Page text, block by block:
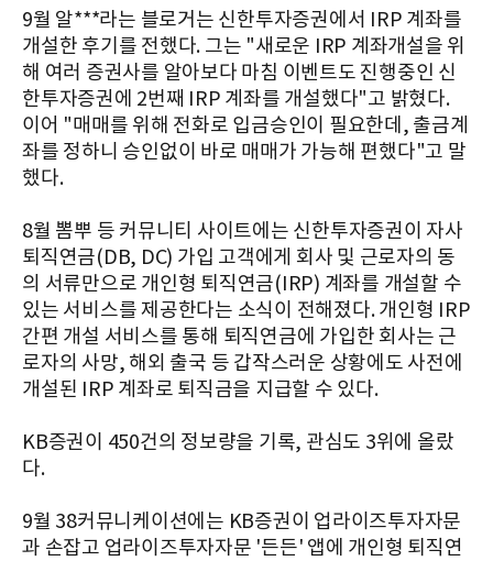
9월 알***라는 블로거는 신한투자증권에서 IRP 계좌를
개설한 후기를 전했다. 그는 "새로운 IRP 계좌개설을 위
해 여러 증권사를 알아보다 마침 이벤트도 진행중인 신
한투자증권에 2번째 IRP 계좌를 개설했다"고 밝혔다.
이어 "매매를 위해 전화로 입금승인이 필요한데, 출금계
좌를 정하니 승인없이 바로 매매가 가능해 편했다"고 말
했다.
8월 뽐뿌 등 커뮤니티 사이트에는 신한투자증권이 자사
퇴직연금(DB, DC) 가입 고객에게 회사 및 근로자의 동
의 서류만으로 개인형 퇴직연금(IRP) 계좌를 개설할 수
있는 서비스를 제공한다는 소식이 전해졌다. 개인형 IRP
간편 개설 서비스를 통해 퇴직연금에 가입한 회사는 근
로자의 사망, 해외 출국 등 갑작스러운 상황에도 사전에
개설된 IRP 계좌로 퇴직금을 지급할 수 있다.
KB증권이 450건의 정보량을 기록, 관심도 3위에 올랐
다.
9월 38커뮤니케이션에는 KB증권이 업라이즈투자자문
과 손잡고 업라이즈투자자문 '든든' 앱에 개인형 퇴직연